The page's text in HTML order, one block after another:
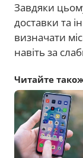
Завдяки
доставки та
визначати
навіть за
Читайте